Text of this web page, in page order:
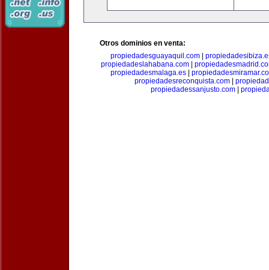
Otros dominios en venta:
propiedadesguayaquil.com
propiedadeslahabana.com|
propiedadesmalaga.es|
propiedadesreconquista.com
propiedadessanjusto.com